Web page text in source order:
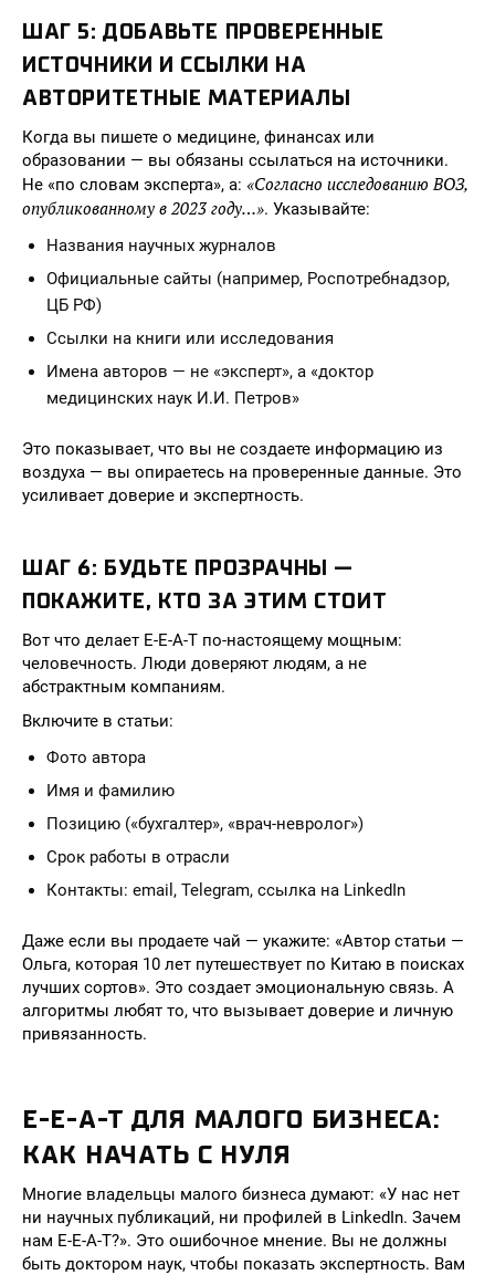
ШАГ 5: ДОБАВЬТЕ ПРОВЕРЕННЫЕ
ИСТОЧНИКИ И ССЫЛКИ НА
АВТОРИТЕТНЫЕ МАТЕРИАЛЫ
Когда вы пишете о медицине, финансах или
образовании — вы обязаны ссылаться на источники.
Не «по словам эксперта», а: «Согласно исследованию ВОЗ,
опубликованному в 2023 году…». Указывайте:
Названия научных журналов
Официальные сайты (например, Роспотребнадзор,
ЦБ РФ)
Ссылки на книги или исследования
Имена авторов — не «эксперт», а «доктор
медицинских наук И.И. Петров»
Это показывает, что вы не создаете информацию из
воздуха — вы опираетесь на проверенные данные. Это
усиливает доверие и экспертность.
ШАГ 6: БУДЬТЕ ПРОЗРАЧНЫ —
ПОКАЖИТЕ, КТО ЗА ЭТИМ СТОИТ
Вот что делает E-E-A-T по-настоящему мощным:
человечность. Люди доверяют людям, а не
абстрактным компаниям.
Включите в статьи:
Фото автора
Имя и фамилию
Позицию («бухгалтер», «врач-невролог»)
Срок работы в отрасли
Контакты: email, Telegram, ссылка на LinkedIn
Даже если вы продаете чай — укажите: «Автор статьи —
Ольга, которая 10 лет путешествует по Китаю в поисках
лучших сортов». Это создает эмоциональную связь. А
алгоритмы любят то, что вызывает доверие и личную
привязанность.
E-E-A-T ДЛЯ МАЛОГО БИЗНЕСА:
КАК НАЧАТЬ С НУЛЯ
Многие владельцы малого бизнеса думают: «У нас нет
ни научных публикаций, ни профилей в LinkedIn. Зачем
нам E-E-A-T?». Это ошибочное мнение. Вы не должны
быть доктором наук, чтобы показать экспертность. Вам